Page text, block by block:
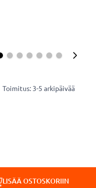
Toimitus: 3-5 arkipäivää
LISÄÄ OSTOSKORIIN